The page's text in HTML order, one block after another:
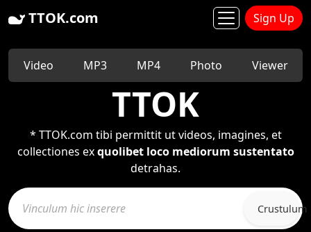
TTOK.com Sign Up
Video MP3 MP4 Photo Viewer
TTOK
* TTOK.com tibi permittit ut videos, imagines, et
collectiones exquolibet loco mediorum sustentato
detrahas.
Crustulum